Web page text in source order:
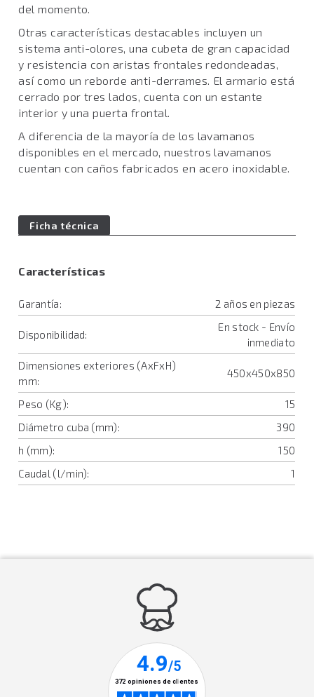
del momento.
Otras características destacables incluyen un
sistema anti-olores, una cubeta de gran capacidad
y resistencia con aristas frontales redondeadas,
así como un reborde anti-derrames. El armario está
cerrado por tres lados, cuenta con un estante
interior y una puerta frontal.
A diferencia de la mayoría de los lavamanos
disponibles en el mercado, nuestros lavamanos
cuentan con caños fabricados en acero inoxidable.
Ficha técnica
Características
Garantía: 2 años en piezas
Disponibilidad:
En stock - Envío
inmediato
Dimensiones exteriores (AxFxH)
mm:
450x450x850
Peso (Kg):
15
Diámetro cuba (mm):
390
h (mm):
150
Caudal (l/min):
1